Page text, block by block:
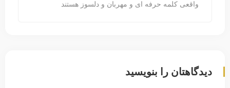
واقعی کلمه حرفه ای و مهربان و دلسوز هستند
دیدگاهتان را بنویسید